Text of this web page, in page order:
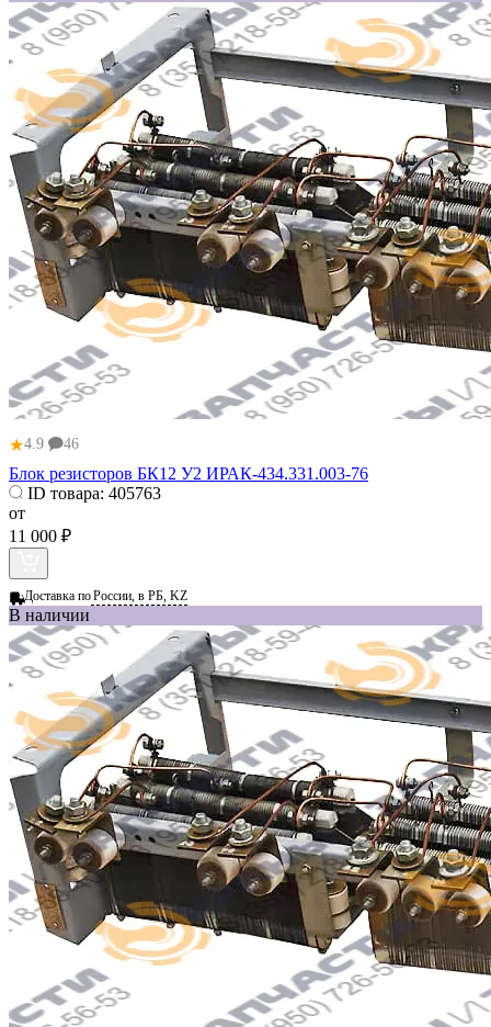
★4.9 46
Блок резисторов БК12 У2 ИРАК-434.331.003-76
ID товара: 405763
от
11 000 ₽
Доставка поРоссии, в РБ, KZ
В наличии